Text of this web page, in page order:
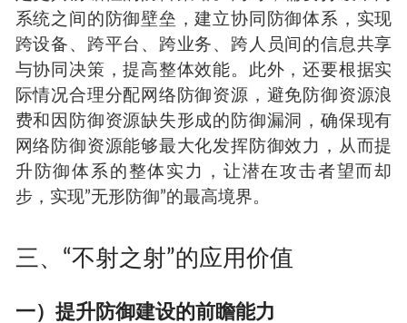
系统之间的防御壁垒，建立协同防御体系，实现
跨设备、跨平台、跨业务、跨人员间的信息共享
与协同决策，提高整体效能。此外，还要根据实
际情况合理分配网络防御资源，避免防御资源浪
费和因防御资源缺失形成的防御漏洞，确保现有
网络防御资源能够最大化发挥防御效力，从而提
升防御体系的整体实力，让潜在攻击者望而却
步，实现”无形防御”的最高境界。
三、“不射之射”的应用价值
一）提升防御建设的前瞻能力